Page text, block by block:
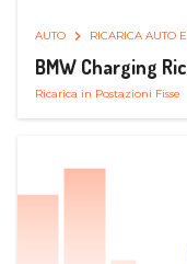
AUTO RICARICA AUTO
BMW Charging
Ricarica in Postazioni Fisse